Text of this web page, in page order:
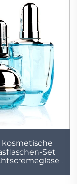
kosmetische
Set